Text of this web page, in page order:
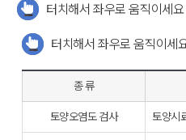
터치해서 좌우로 움직이세요
터치해서 좌우로 움직이세
종 류
토양오염도 검사 토양시